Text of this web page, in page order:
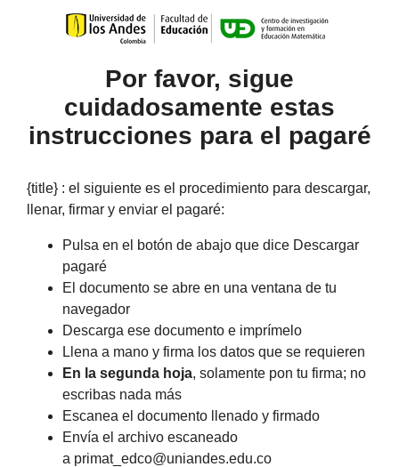
Por favor, sigue
cuidadosamente estas
instrucciones para el pagaré
{title} : el siguiente es el procedimiento para descargar,
llenar, firmar y enviar el pagaré:
Pulsa en el botón de abajo que dice Descargar
pagaré
El documento se abre en una ventana de tu
navegador
Descarga ese documento e imprímelo
Llena a mano y firma los datos que se requieren
En la segunda hoja, solamente pon tu firma; no
escribas nada más
Escanea el documento llenado y firmado
Envía el archivo escaneado
a primat_edco@uniandes.edu.co